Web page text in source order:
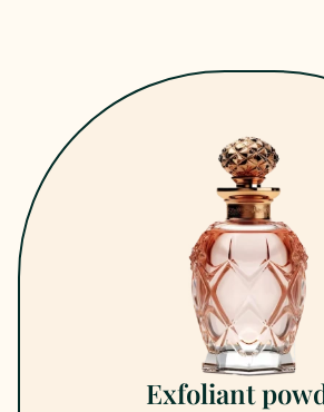
Exfoliant